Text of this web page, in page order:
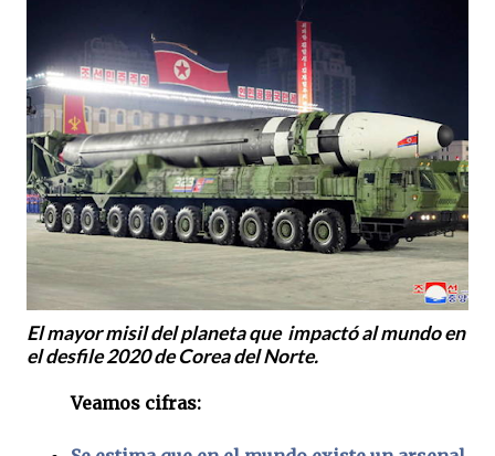
El mayor misil del planeta que impactó al mundo en
el desfile 2020 de Corea del Norte.
Veamos cifras: